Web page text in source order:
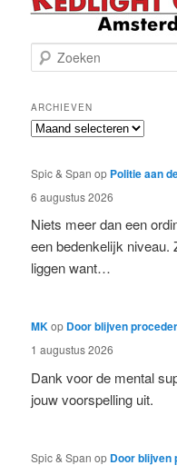
o
k
e
n
ARCHIEVEN
Archieven
Spic & Span op Politie aan
6 augustus 2026
Niets meer dan een
een bedenkelijk niveau.
liggen want…
MKop Door blijven
1 augustus 2026
Dank voor de mental
jouw voorspelling uit.
Spic & Span op Door blijven